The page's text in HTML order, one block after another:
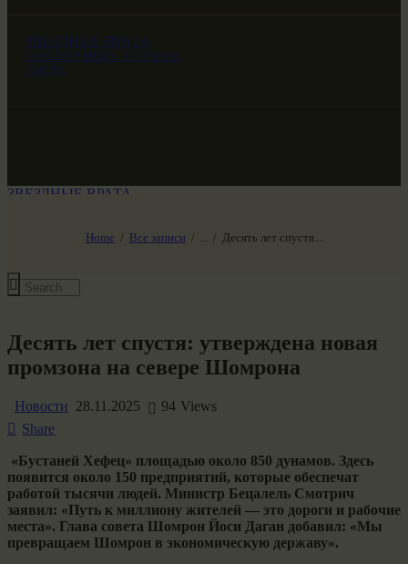
ЗВЕЗДНЫЕ ВРАТА
НАШ МИР ВЧЕРА СЕГОДНЯ И
ЗАВТРА
Home Все записи Десять лет спустя...
ЗВЕЗДНЫЕ ВРАТА
Десять лет спустя: утверждена новая
промзона на севере Шомрона
Новости 28.11.2025 94 Views
Share
«Бустаней Хефец» площадью около 850 дунамов. Здесь
появится около 150 предприятий, которые обеспечат
работой тысячи людей. Министр Бецалель Смотрич
заявил: «Путь к миллиону жителей — это дороги и рабочие
места». Глава совета Шомрон Йоси Даган добавил: «Мы
превращаем Шомрон в экономическую державу».